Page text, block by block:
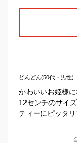
どんどん(50代・男性)
かわいいお姫様
12センチのサイ
ティーにピッタ